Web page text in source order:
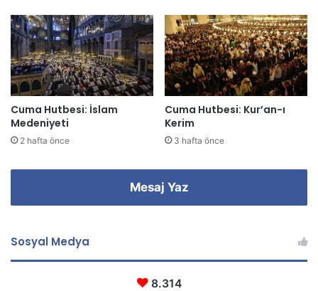
r
i
n
i
z
Cuma Hutbesi: İslam
Medeniyeti
2 hafta önce
Cuma Hutbesi: Kur’an-ı
Kerim
3 hafta önce
Mesaj Yaz
Sosyal Medya
8.314